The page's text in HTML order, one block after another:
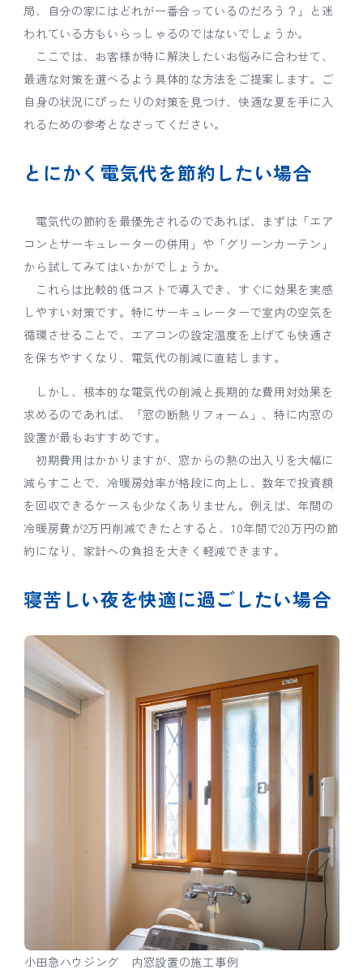
局、自分の家にはどれが一番合っているのだろう？」と迷
われている方もいらっしゃるのではないでしょうか。
ここでは、お客様が特に解決したいお悩みに合わせて、
最適な対策を選べるよう具体的な方法をご提案します。ご
自身の状況にぴったりの対策を見つけ、快適な夏を手に入
れるための参考となさってください。
とにかく電気代を節約したい場合
電気代の節約を最優先されるのであれば、まずは「エア
コンとサーキュレーターの併用」や「グリーンカーテン」
から試してみてはいかがでしょうか。
これらは比較的低コストで導入でき、すぐに効果を実感
しやすい対策です。特にサーキュレーターで室内の空気を
循環させることで、エアコンの設定温度を上げても快適さ
を保ちやすくなり、電気代の削減に直結します。
しかし、根本的な電気代の削減と長期的な費用対効果を
求めるのであれば、「窓の断熱リフォーム」、特に内窓の
設置が最もおすすめです。
初期費用はかかりますが、窓からの熱の出入りを大幅に
減らすことで、冷暖房効率が格段に向上し、数年で投資額
を回収できるケースも少なくありません。例えば、年間の
冷暖房費が2万円削減できたとすると、10年間で20万円の節
約になり、家計への負担を大きく軽減できます。
寝苦しい夜を快適に過ごしたい場合
小田急ハウジング 内窓設置の施工事例